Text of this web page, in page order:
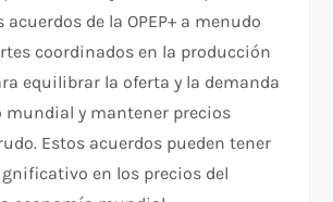
acuerdos de la OPEP+ a menudo
coordinados en la producción
equilibrar la oferta y la demanda
mundial y mantener precios
Estos acuerdos pueden tener
en los precios del